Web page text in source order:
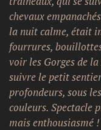
chevaux
la nuit calme, était
fourrures,
voir les Gorges de
suivre le petit
profondeurs, sous
couleurs. Spectacle
mais enthousiasmé !